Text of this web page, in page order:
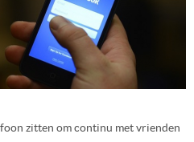
zitten om continu met vrienden